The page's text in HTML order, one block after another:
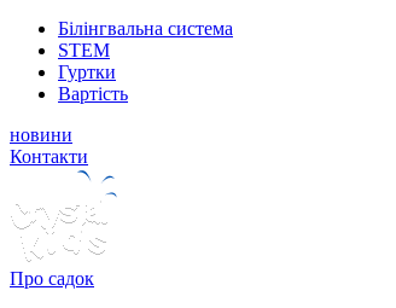
Білінгвальна система
STEM
Гуртки
Вартість
новини
Контакти
Про садок